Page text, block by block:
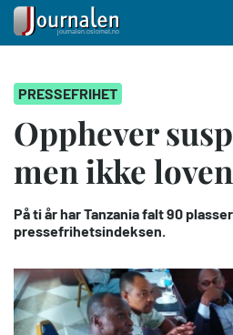
hovedinnhold
PRESSEFRIHET
Opphever
men ikke
På ti år har Tanzania falt 90
pressefrihetsindeksen.